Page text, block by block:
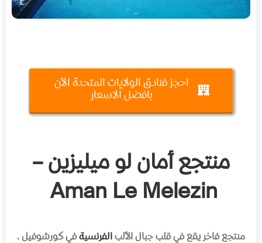
احجز فنادق الولايات المتحدة الآن
بافضل الاسعار
منتجع أمان لو ميليزين –
Aman Le Melezin
منتجع فاخر يقع في قلب جبال الألبالفرنسيةفي كورشوفيل .